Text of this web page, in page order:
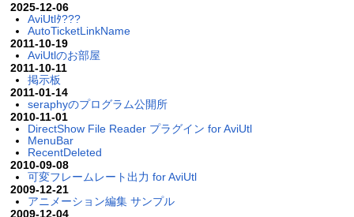
2025-12-06
AviUtlﾀ???
AutoTicketLinkName
2011-10-19
AviUtlのお部屋
2011-10-11
掲示板
2011-01-14
seraphyのプログラム公開所
2010-11-01
DirectShow File Reader プラグイン for AviUtl
MenuBar
RecentDeleted
2010-09-08
可変フレームレート出力 for AviUtl
2009-12-21
アニメーション編集 サンプル
2009-12-04